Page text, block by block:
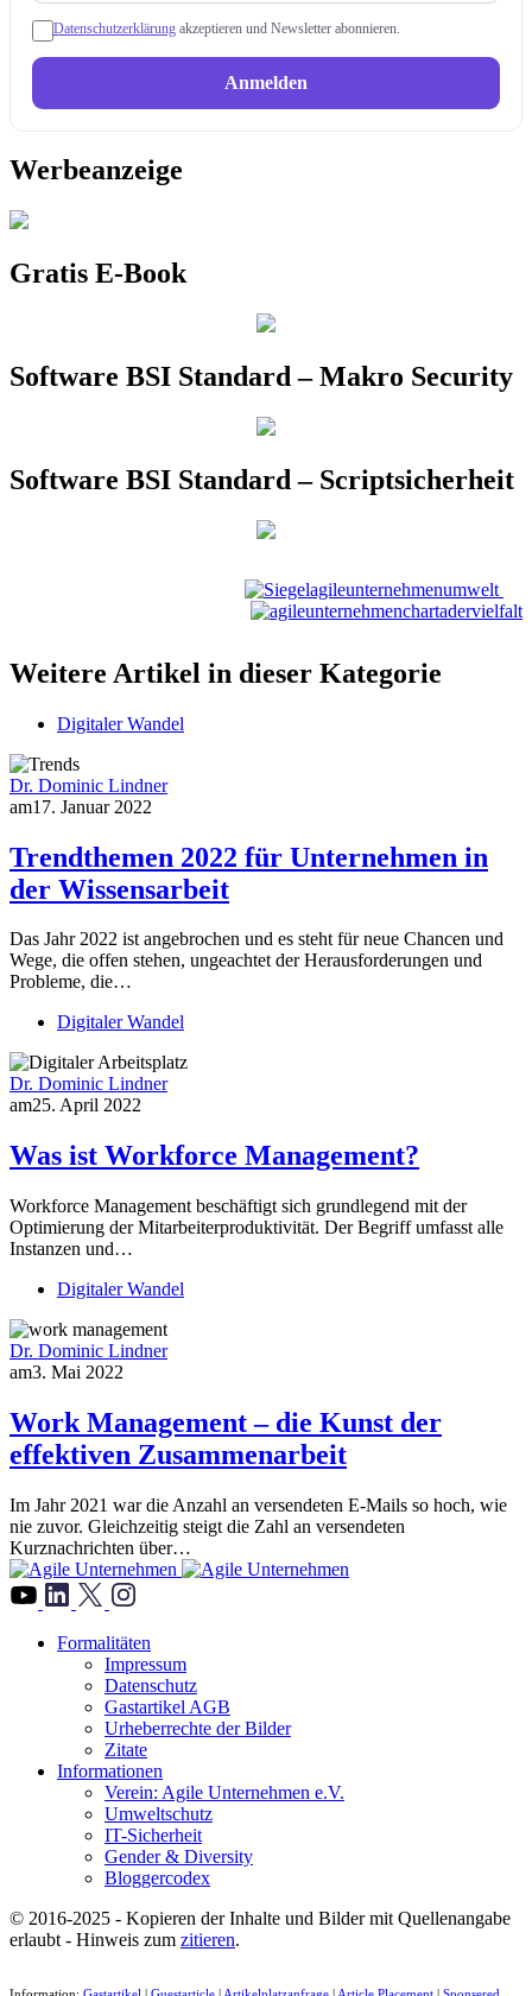
Datenschutzerklärung akzeptieren und Newsletter abonnieren.
Anmelden
Werbeanzeige
Gratis E-Book
Software BSI Standard – Makro Security
Software BSI Standard – Scriptsicherheit
Weitere Artikel in dieser Kategorie
Digitaler Wandel
Dr. Dominic Lindner
am17. Januar 2022
Trendthemen 2022 für Unternehmen in
der Wissensarbeit
Das Jahr 2022 ist angebrochen und es steht für neue Chancen und
Wege, die offen stehen, ungeachtet der Herausforderungen und
Probleme, die…
Digitaler Wandel
Dr. Dominic Lindner
am25. April 2022
Was ist Workforce Management?
Workforce Management beschäftigt sich grundlegend mit der
Optimierung der Mitarbeiterproduktivität. Der Begriff umfasst alle
Instanzen und…
Digitaler Wandel
Dr. Dominic Lindner
am3. Mai 2022
Work Management – die Kunst der
effektiven Zusammenarbeit
Im Jahr 2021 war die Anzahl an versendeten E-Mails so hoch, wie
nie zuvor. Gleichzeitig steigt die Zahl an versendeten
Kurznachrichten über…
Formalitäten
Impressum
Datenschutz
Gastartikel AGB
Urheberrechte der Bilder
Zitate
Informationen
Verein: Agile Unternehmen e.V.
Umweltschutz
IT-Sicherheit
Gender & Diversity
Bloggercodex
© 2016-2025 - Kopieren der Inhalte und Bilder mit Quellenangabe
erlaubt - Hinweis zum zitieren.